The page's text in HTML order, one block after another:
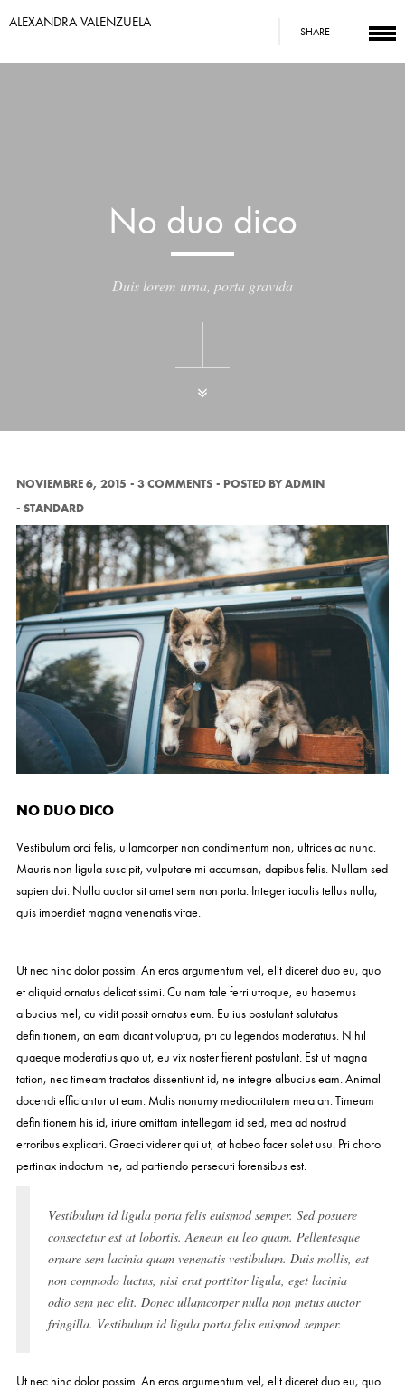
ALEXANDRA VALENZUELA
SHARE
No duo dico
Duis lorem urna, porta gravida
NOVIEMBRE 6, 2015 3 COMMENTS POSTED BYADMIN
STANDARD
NO DUO DICO
Vestibulum orci felis, ullamcorper non condimentum non, ultrices ac nunc.
Mauris non ligula suscipit, vulputate mi accumsan, dapibus felis. Nullam sed
sapien dui. Nulla auctor sit amet sem non porta. Integer iaculis tellus nulla,
quis imperdiet magna venenatis vitae.
Ut nec hinc dolor possim. An eros argumentum vel, elit diceret duo eu, quo
et aliquid ornatus delicatissimi. Cu nam tale ferri utroque, eu habemus
albucius mel, cu vidit possit ornatus eum. Eu ius postulant salutatus
definitionem, an eam dicant voluptua, pri cu legendos moderatius. Nihil
quaeque moderatius quo ut, eu vix noster fierent postulant. Est ut magna
tation, nec timeam tractatos dissentiunt id, ne integre albucius eam. Animal
docendi efficiantur ut eam. Malis nonumy mediocritatem mea an. Timeam
definitionem his id, iriure omittam intellegam id sed, mea ad nostrud
erroribus explicari. Graeci viderer qui ut, at habeo facer solet usu. Pri choro
pertinax indoctum ne, ad partiendo persecuti forensibus est.
Vestibulum id ligula porta felis euismod semper. Sed posuere
consectetur est at lobortis. Aenean eu leo quam. Pellentesque
ornare sem lacinia quam venenatis vestibulum. Duis mollis, est
non commodo luctus, nisi erat porttitor ligula, eget lacinia
odio sem nec elit. Donec ullamcorper nulla non metus auctor
fringilla. Vestibulum id ligula porta felis euismod semper.
Ut nec hinc dolor possim. An eros argumentum vel, elit diceret duo eu, quo